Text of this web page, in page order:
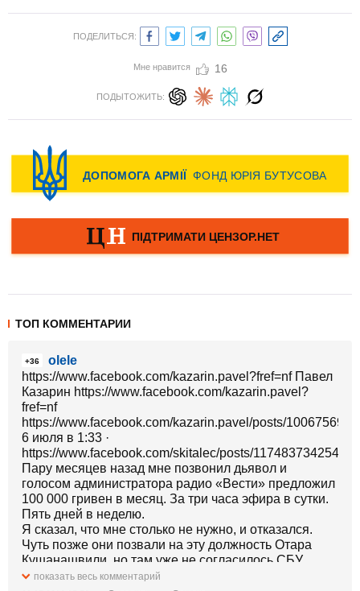
ПОДЕЛИТЬСЯ:
Мне нравится 16
ПОДЫТОЖИТЬ:
ТОП КОММЕНТАРИИ
+36
olele
https://www.facebook.com/kazarin.pavel?fref=nf Павел
Казарин https://www.facebook.com/kazarin.pavel?
fref=nf
https://www.facebook.com/kazarin.pavel/posts/
6 июля в 1:33 ·
https://www.facebook.com/skitalec/posts/
Пару месяцев назад мне позвонил дьявол и
голосом администратора радио «Вести» предложил
100 000 гривен в месяц. За три часа эфира в сутки.
Пять дней в неделю.
Я сказал, что мне столько не нужно, и отказался.
Чуть позже они позвали на эту должность Отара
Кушанашвили, но там уже не согласилось СБУ.
А теперь я читаю новости про неслучившееся
показать весь комментарий